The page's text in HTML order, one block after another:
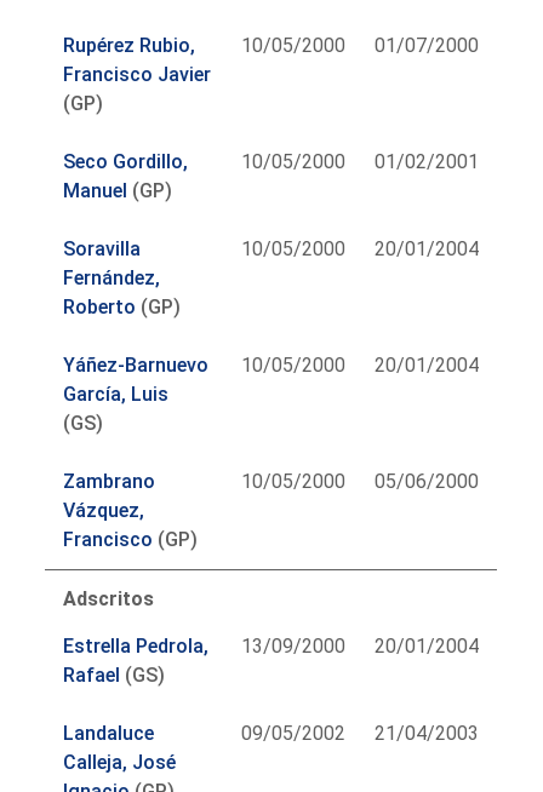
Rupérez Rubio,
Francisco Javier
(GP)
10/05/2000 01/07/2000
Seco Gordillo,
Manuel (GP)
10/05/2000 01/02/2001
Soravilla
Fernández,
Roberto (GP)
10/05/2000 20/01/2004
Yáñez-Barnuevo
García, Luis
(GS)
10/05/2000 20/01/2004
Zambrano
Vázquez,
Francisco (GP)
10/05/2000 05/06/2000
Adscritos
Estrella Pedrola,
Rafael (GS)
13/09/2000 20/01/2004
Landaluce
Calleja, José
09/05/2002 21/04/2003